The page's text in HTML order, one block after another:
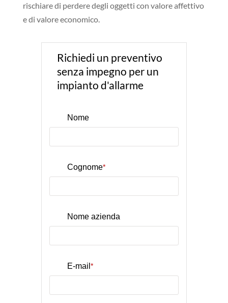
rischiare di perdere degli oggetti con valore affettivo
e di valore economico.
Richiedi un preventivo
senza impegno per un
impianto d'allarme
Nome
Cognome*
Nome azienda
E-mail *